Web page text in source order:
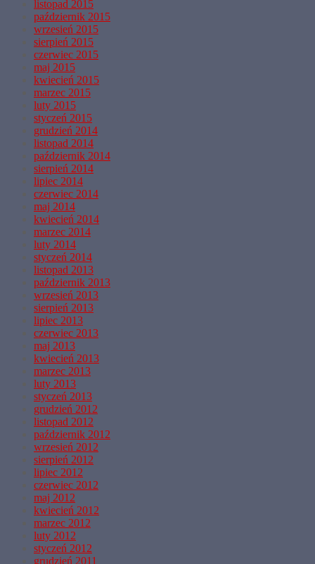
listopad 2015
październik 2015
wrzesień 2015
sierpień 2015
czerwiec 2015
maj 2015
kwiecień 2015
marzec 2015
luty 2015
styczeń 2015
grudzień 2014
listopad 2014
październik 2014
sierpień 2014
lipiec 2014
czerwiec 2014
maj 2014
kwiecień 2014
marzec 2014
luty 2014
styczeń 2014
listopad 2013
październik 2013
wrzesień 2013
sierpień 2013
lipiec 2013
czerwiec 2013
maj 2013
kwiecień 2013
marzec 2013
luty 2013
styczeń 2013
grudzień 2012
listopad 2012
październik 2012
wrzesień 2012
sierpień 2012
lipiec 2012
czerwiec 2012
maj 2012
kwiecień 2012
marzec 2012
luty 2012
styczeń 2012
grudzień 2011